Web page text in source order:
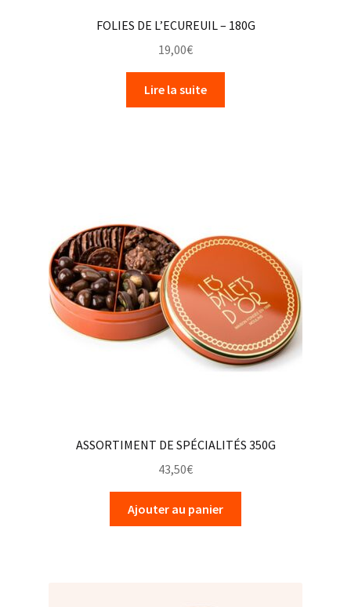
FOLIES DE L’ECUREUIL – 180G
19,00€
Lire la suite
ASSORTIMENT DE SPÉCIALITÉS 350G
43,50€
Ajouter au panier